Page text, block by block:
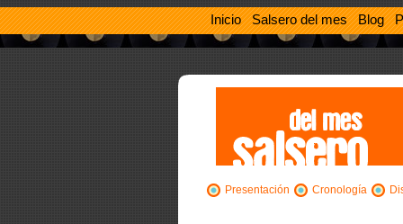
Inicio Salsero del mes Blog
Presentación Cronología